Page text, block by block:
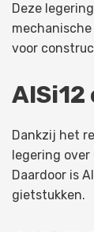
Deze
voor
AlSi12
Dankzij het
legering
Daardoor is
gietstukken.